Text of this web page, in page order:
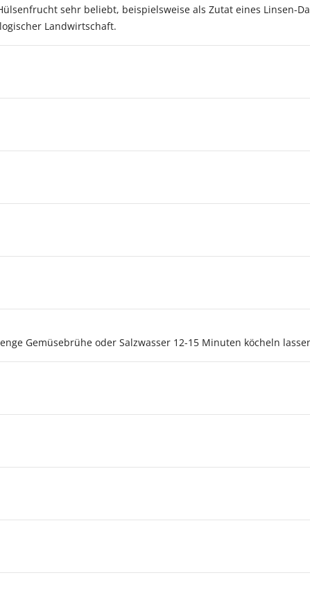
sehr beliebt, beispielsweise als Zutat eines Linsen-
Landwirtschaft.
Gemüsebrühe oder Salzwasser 12-15 Minuten köcheln